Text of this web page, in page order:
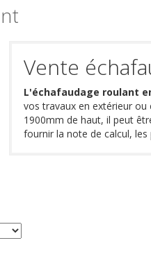
Vente
L'échafaudage roulant
vos travaux en extérieur
1900mm de haut, il peut
fournir la note de calcul,